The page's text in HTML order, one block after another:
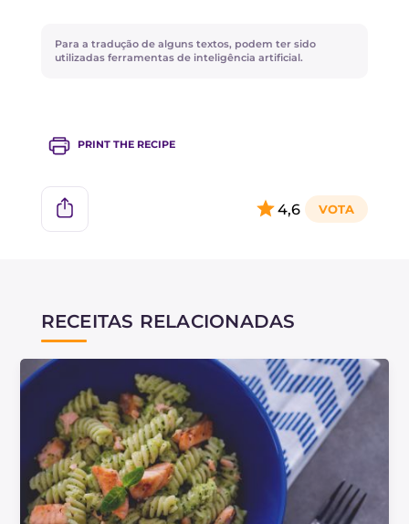
Em vez de avelãs, você pode usar amêndoas ou
pinhões para um sabor mais doce ou nozes para
Para a tradução de alguns textos, podem ter sido
utilizadas ferramentas de inteligência artificial.
PRINT THE RECIPE
4,6
RECEITAS RELACIONADAS